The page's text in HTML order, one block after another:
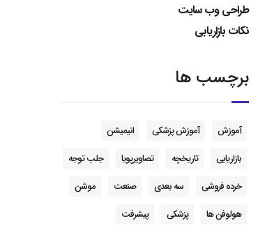
طراحی وب سایت
نکات بازاریابی
برچسب ها
آموزش آموزش پزشکی
انیمیشن
بازاریابی
تاریخچه تصاویرپویا
جلب توجه
خرده فروشی
سه بعدی صنعت
موشن
هولوفن ها
پزشکی پیشرفت